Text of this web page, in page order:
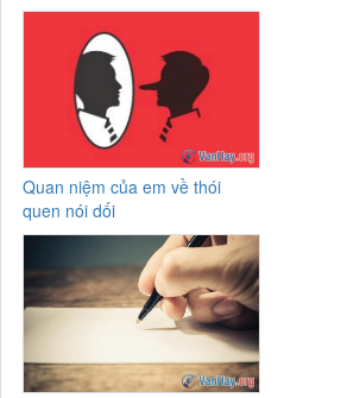
Quan niệm của em về thói
quen nói dối